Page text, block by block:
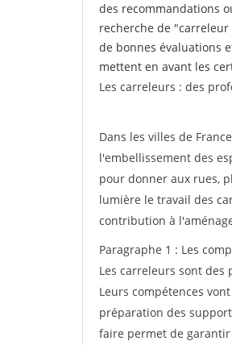
des recommandations
recherche de
de bonnes évaluations
mettent en avant les
Les carreleurs : des
Dans les villes de
l'embellissement des
pour donner aux rues,
lumière le travail des
contribution à
Paragraphe 1 : Les
Les carreleurs sont
Leurs compétences
préparation des
faire permet de